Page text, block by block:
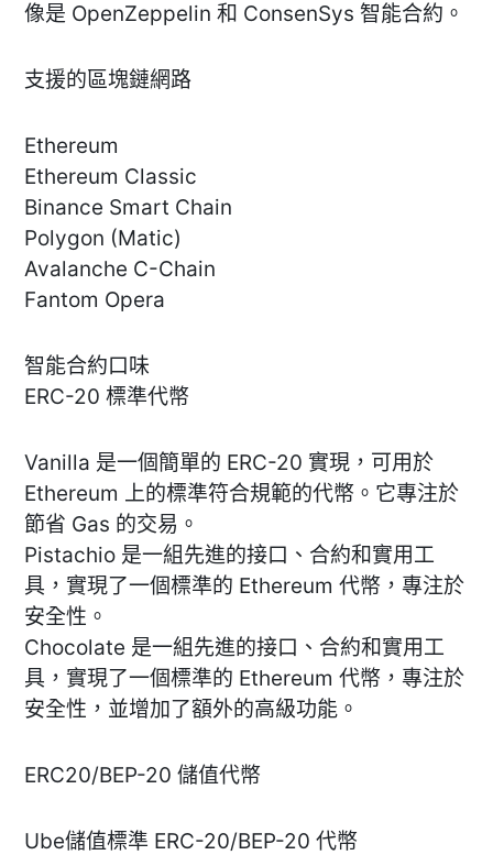
像是 OpenZeppelin 和 ConsenSys 智能合約。
支援的區塊鏈網路
Ethereum
Ethereum Classic
Binance Smart Chain
Polygon (Matic)
Avalanche C-Chain
Fantom Opera
智能合約口味
ERC-20 標準代幣
Vanilla 是一個簡單的 ERC-20 實現，可用於
Ethereum 上的標準符合規範的代幣。它專注於
節省 Gas 的交易。
Pistachio 是一組先進的接口、合約和實用工
具，實現了一個標準的 Ethereum 代幣，專注於
安全性。
Chocolate 是一組先進的接口、合約和實用工
具，實現了一個標準的 Ethereum 代幣，專注於
安全性，並增加了額外的高級功能。
ERC20/BEP-20 儲值代幣
Ube儲值標準 ERC-20/BEP-20 代幣